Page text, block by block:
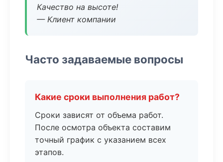
Качество на высоте!
— Клиент компании
Часто задаваемые вопросы
Какие сроки выполнения работ?
Сроки зависят от объема работ.
После осмотра объекта составим
точный график с указанием всех
этапов.